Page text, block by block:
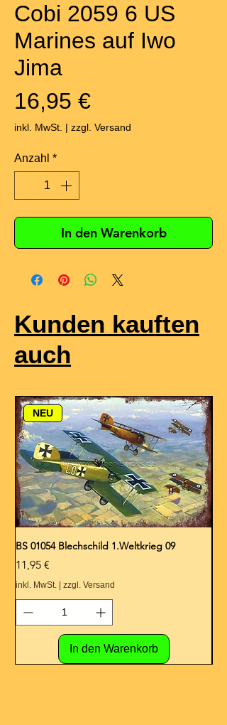
Cobi 2059 6 US
Marines auf Iwo
Jima
16,95 €Preis
inkl. MwSt. | zzgl. Versand
Anzahl *
In den Warenkorb
Kunden kauften
auch
NEU
BS 01054 Blechschild 1.Weltkrieg 09
Preis
11,95 €
inkl. MwSt. zzgl. Versand
In den Warenkorb